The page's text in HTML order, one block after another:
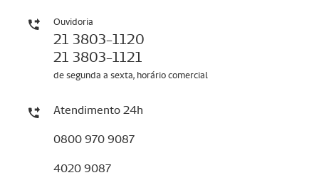
Ouvidoria
21 3803-1120
21 3803-1121
de segunda a sexta, horário comercial
Atendimento 24h
0800 970 9087
4020 9087